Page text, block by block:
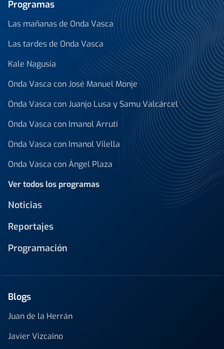
Programas
Las mañanas de Onda Vasca
Las tardes de Onda Vasca
Kale Nagusia
Onda Vasca con José Manuel Monje
Onda Vasca con Juanjo Lusa y Samu Valcárcel
Onda Vasca con Imanol Arruti
Onda Vasca con Imanol Vilella
Onda Vasca con Ángel Plaza
Ver todos los programas
Noticias
Reportajes
Programación
Blogs
Juan de la Herrán
Javier Vizcaino